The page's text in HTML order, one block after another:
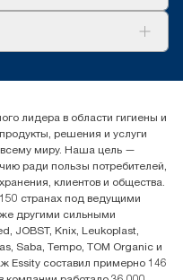
в Казахстане Пр.
лидера в области гигиены и
решения и услуги
миру. Наша цель —
ради пользы потребителей,
клиентов и общества.
странах под ведущими
другими сильными
JOBST, Knix, Leukoplast,
Saba, Tempo, TOM Organic и
Essity составил примерно 146